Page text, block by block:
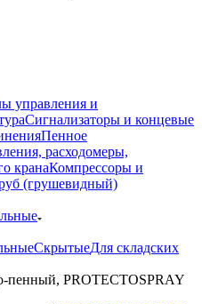
управления и
Сигнализаторы и концевые
Пенное
расходомеры,
кранаКомпрессоры и
(грушевидный)
СкрытыеДля складских
пенный, PROTECTOSPRAY